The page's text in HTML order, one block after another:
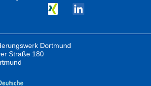
Dortmund
Straße 180